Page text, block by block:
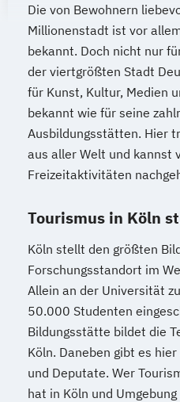
Die von Bewohnern
Millionenstadt ist vor
bekannt. Doch nicht nur
der viertgrößten Stadt
für Kunst, Kultur, Medien
bekannt wie für seine
Ausbildungsstätten. Hier
aus aller Welt und kannst
Freizeitaktivitäten
Tourismus in Köln
Köln stellt den größten
Forschungsstandort im
Allein an der Universität
50.000 Studenten
Bildungsstätte bildet die
Köln. Daneben gibt es
und Deputate. Wer
hat in Köln und